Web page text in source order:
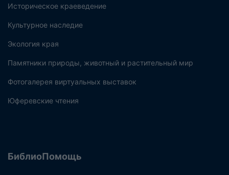
Историческое краеведение
Культурное наследие
Экология края
Памятники природы, животный и растительный мир
Фотогалерея виртуальных выставок
Юферевские чтения
БиблиоПомощь